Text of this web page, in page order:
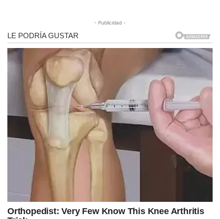
- Publicidad -